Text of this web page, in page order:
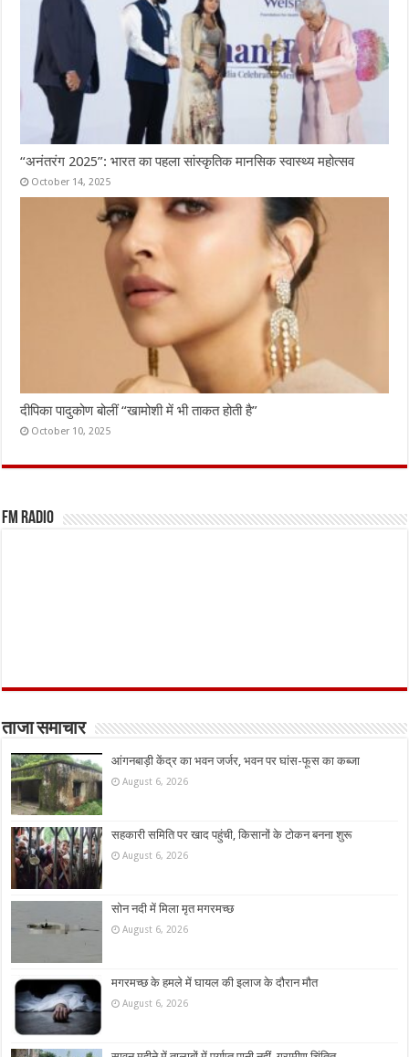
“अनंतरंग 2025”: भारत का पहला सांस्कृतिक मानसिक स्वास्थ्य महोत्सव
October 14, 2025
दीपिका पादुकोण बोलीं “खामोशी में भी ताकत होती है”
October 10, 2025
FM Radio
ताजा समाचार
आंगनबाड़ी केंद्र का भवन जर्जर, भवन पर घांस-फूस का कब्जा
August 6, 2026
सहकारी समिति पर खाद पहुंची, किसानों के टोकन बनना शुरू
August 6, 2026
सोन नदी में मिला मृत मगरमच्छ
August 6, 2026
मगरमच्छ के हमले में घायल की इलाज के दौरान मौत
August 6, 2026